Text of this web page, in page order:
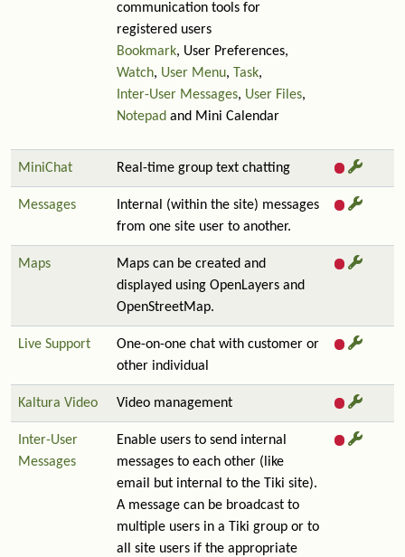
communication tools for
registered users
Bookmark, User Preferences,
Watch, User Menu, Task,
Inter-User Messages, User Files,
Notepad and Mini Calendar
MiniChat Real-time group text chatting
Messages
Internal (within the site) messages
from one site user to another.
Maps
Maps can be created and
displayed using OpenLayers and
OpenStreetMap.
Live Support
One-on-one chat with customer or
other individual
Kaltura Video Video management
Inter-User
Messages
Enable users to send internal
messages to each other (like
email but internal to the Tiki site).
A message can be broadcast to
multiple users in a Tiki group or to
all site users if the appropriate